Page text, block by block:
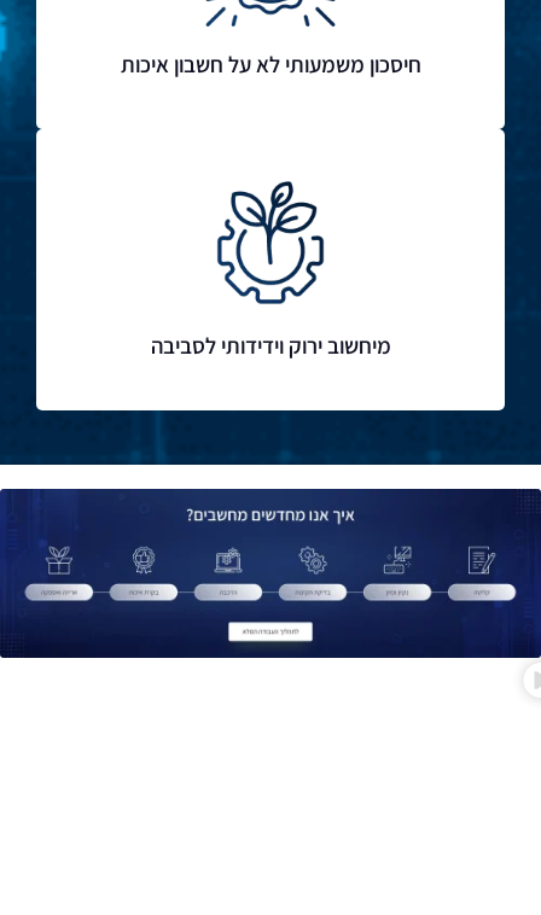
חיסכון משמעותי לא על חשבון איכות
מיחשוב ירוק וידידותי לסביבה